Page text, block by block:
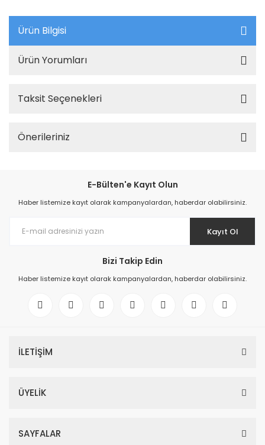
Ürün Bilgisi
Ürün Yorumları
Taksit Seçenekleri
Önerileriniz
E-Bülten'e Kayıt Olun
Haber listemize kayıt olarak kampanyalardan, haberdar olabilirsiniz.
Kayıt Ol
Bizi Takip Edin
Haber listemize kayıt olarak kampanyalardan, haberdar olabilirsiniz.
İLETİŞİM
ÜYELİK
SAYFALAR